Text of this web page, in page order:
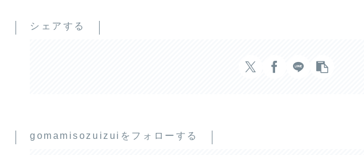
シェアする
gomamisozuizuiをフォローする